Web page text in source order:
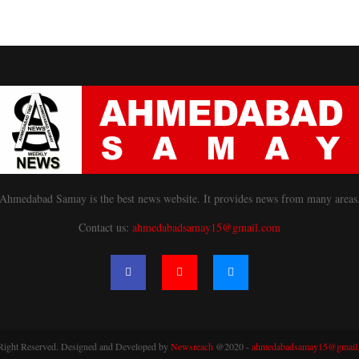
Ahmedabad Samay is the best news website. It provides news from many areas.
Contact us: ahmedabadsamay15@gmail.com
Reserved. Designed and Developed byNewsreach @2020 -